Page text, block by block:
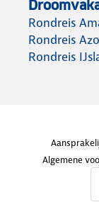
Rondreis
Rondreis
Rondreis
Algemene